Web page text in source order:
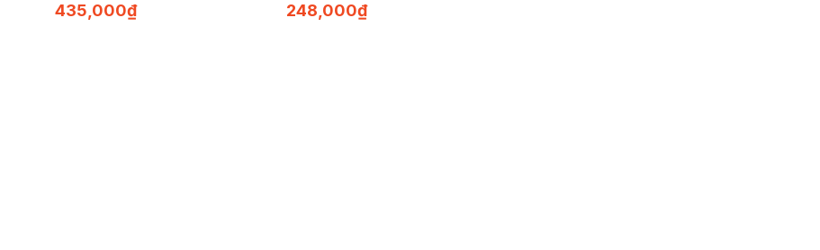
435,000₫
248,000₫